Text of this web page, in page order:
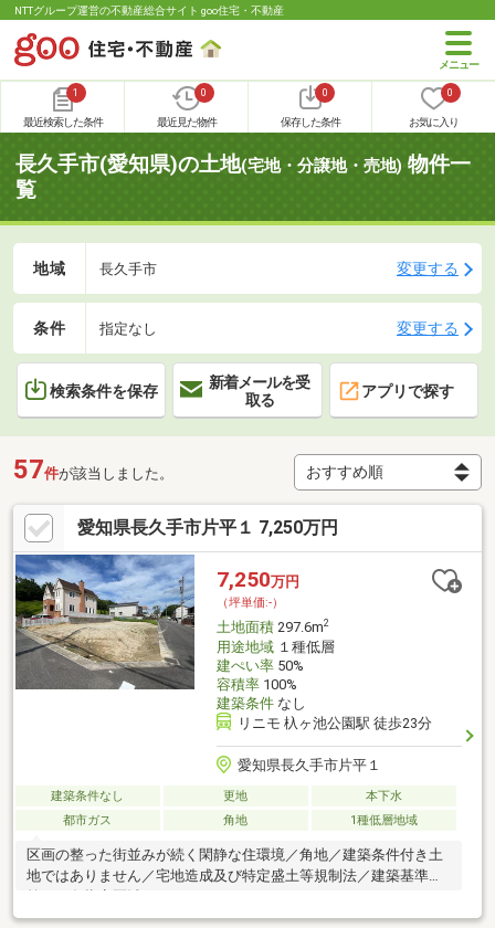
NTTグループ運営の不動産総合サイト goo住宅・不動産
1
最近検索した条件
0
最近見た物件
0
保存した条件
0
お気に入り
長久手市(愛知県)の土地(宅地・分譲地・売地) 物件一
覧
地域 長久手市 変更する
条件 指定なし 変更する
検索条件を保存
新着メールを受
取る
アプリで探す
57件が該当しました。
愛知県長久手市片平１ 7,250万円
7,250万円
（坪単価:-）
土地面積297.6m2
用途地域１種低層
建ぺい率50%
容積率100%
建築条件なし
リニモ 杁ヶ池公園駅 徒歩23分
愛知県長久手市片平１
建築条件なし 更地
本下水
都市ガス
角地 1種低層地域
区画の整った街並みが続く閑静な住環境／角地／建築条件付き土
地ではありません／宅地造成及び特定盛土等規制法／建築基準法
第２２条指定区域